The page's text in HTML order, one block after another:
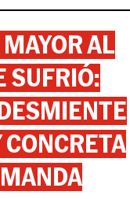
AL
SUFRIÓ: